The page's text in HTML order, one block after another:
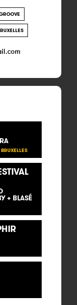
+ BLASÉ